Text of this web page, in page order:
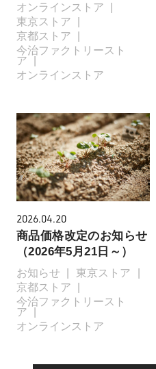
オンラインストア
東京ストア
京都ストア
今治ファクトリースト
ア
オンラインストア
2026.04.20
商品価格改定のお知らせ
（2026年5月21日～）
お知らせ
東京ストア
京都ストア
今治ファクトリースト
ア
オンラインストア